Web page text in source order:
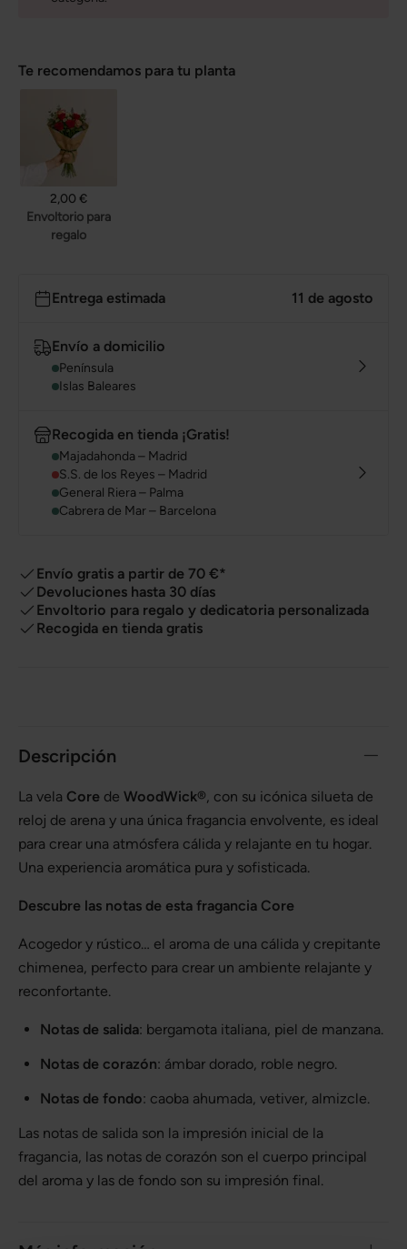
Te recomendamos para tu planta
2,00 €
Envoltorio para
regalo
Entrega estimada 11 de agosto
Envío a domicilio
Península
Islas Baleares
Recogida en tienda ¡Gratis!
Majadahonda – Madrid
S.S. de los Reyes – Madrid
General Riera – Palma
Cabrera de Mar – Barcelona
Envío gratis a partir de 70 €*
Devoluciones hasta 30 días
Envoltorio para regalo y dedicatoria personalizada
Recogida en tienda gratis
Descripción
La vela Core de WoodWick®, con su icónica silueta de
reloj de arena y una única fragancia envolvente, es ideal
para crear una atmósfera cálida y relajante en tu hogar.
Una experiencia aromática pura y sofisticada.
Descubre las notas de esta fragancia Core
Acogedor y rústico… el aroma de una cálida y crepitante
chimenea, perfecto para crear un ambiente relajante y
reconfortante.
Notas de salida: bergamota italiana, piel de manzana.
Notas de corazón: ámbar dorado, roble negro.
Notas de fondo: caoba ahumada, vetiver, almizcle.
Las notas de salida son la impresión inicial de la
fragancia, las notas de corazón son el cuerpo principal
del aroma y las de fondo son su impresión final.